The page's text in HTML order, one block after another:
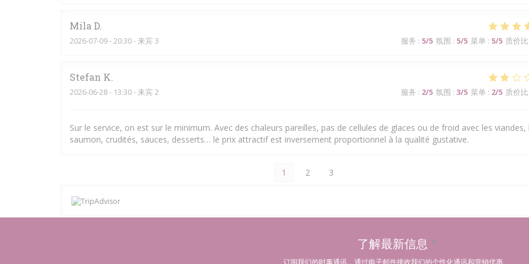
Mila D
2026-07-09- 20:30 - 来宾 3 服务 : 5/5 氛围 : 5/5 菜单 : 5/5 质价比
Stefan K
2026-06-28- 13:30 - 来宾 2 服务 : 2/5 氛围 : 3/5 菜单 : 2/5 质价比
Sur le service, on est sur le minimum. Avec des chaleurs pareilles, pas de cellules de glaces ou de froid avec les viandes,
saumon, crudités, sauces, desserts… le prix attractif est inversement proportionnel à la qualité gustative.
1 2 3
了解最新信息 *